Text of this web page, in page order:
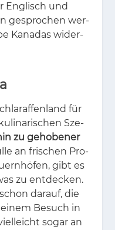
Eng­lisch und
ge­spro­chen wer­
Ka­na­das wi­der­
für
Sze­
zu gehobener
an fri­schen Pro­
gibt es
zu ent­de­cken.
dar­auf, die
Be­such in
so­gar an